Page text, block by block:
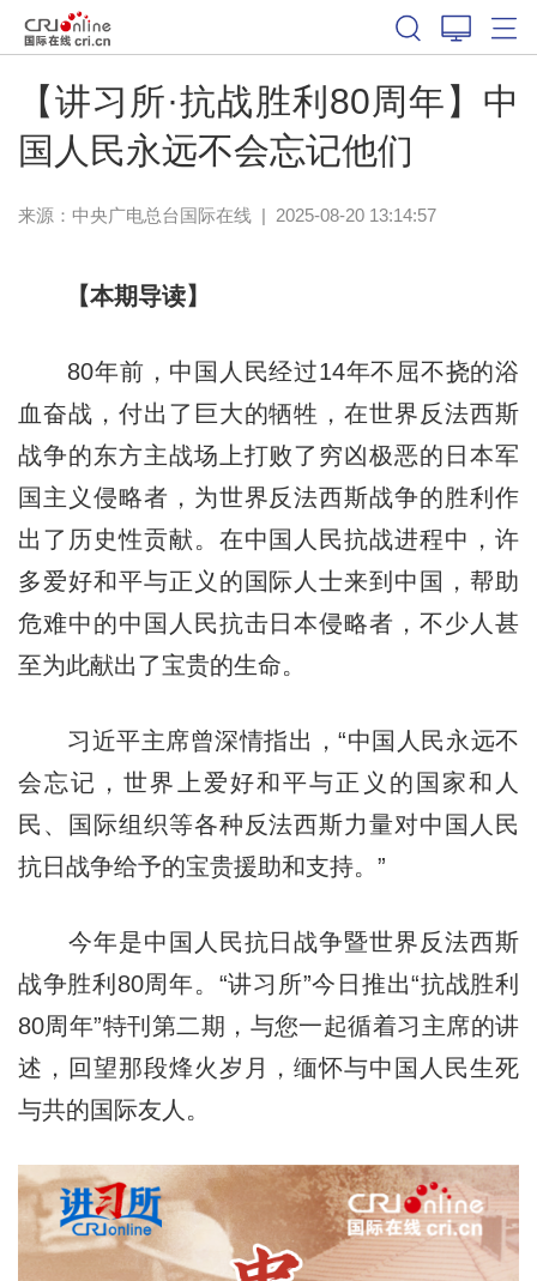
【讲习所·抗战胜利80周年】中
国人民永远不会忘记他们
来源：中央广电总台国际在线| 2025-08-20 13:14:57
【本期导读】
80年前，中国人民经过14年不屈不挠的浴
血奋战，付出了巨大的牺牲，在世界反法西斯
战争的东方主战场上打败了穷凶极恶的日本军
国主义侵略者，为世界反法西斯战争的胜利作
出了历史性贡献。在中国人民抗战进程中，许
多爱好和平与正义的国际人士来到中国，帮助
危难中的中国人民抗击日本侵略者，不少人甚
至为此献出了宝贵的生命。
习近平主席曾深情指出，“中国人民永远不
会忘记，世界上爱好和平与正义的国家和人
民、国际组织等各种反法西斯力量对中国人民
抗日战争给予的宝贵援助和支持。”
今年是中国人民抗日战争暨世界反法西斯
战争胜利80周年。“讲习所”今日推出“抗战胜利
80周年”特刊第二期，与您一起循着习主席的讲
述，回望那段烽火岁月，缅怀与中国人民生死
与共的国际友人。